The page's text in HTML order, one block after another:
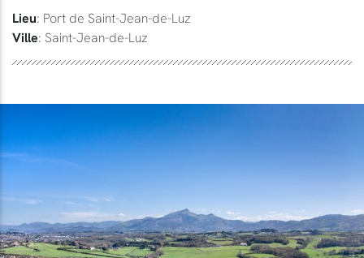
Lieu: Port de Saint-Jean-de-Luz
Ville: Saint-Jean-de-Luz